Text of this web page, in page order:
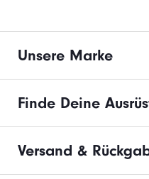
Unsere Marke
Finde Deine
Versand &